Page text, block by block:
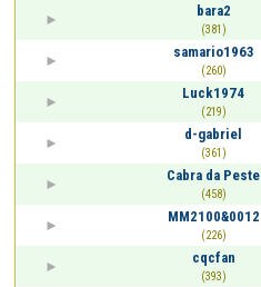
bara2
(381)
samario1963
(260)
Luck1974
(219)
d-gabriel
(361)
Cabra da Peste
(458)
MM2100&0012
(226)
cqcfan
(393)